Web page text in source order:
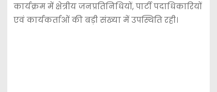
कार्यक्रम में क्षेत्रीय जनप्रतिनिधियों, पार्टी पदाधिकारियों
एवं कार्यकर्ताओं की बड़ी संख्या में उपस्थिति रही।